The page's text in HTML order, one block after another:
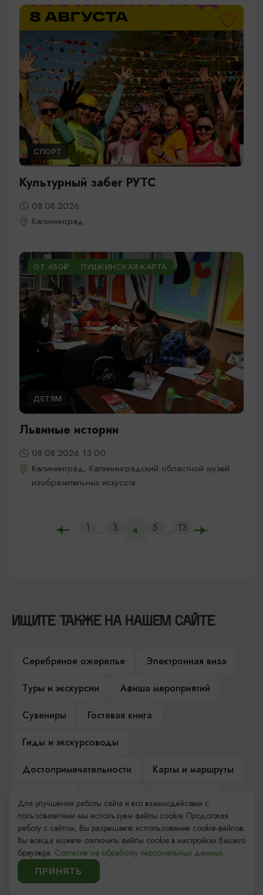
СПОРТ
Культурный забег РУТС
08.08.2026
Калининград
ОТ 450₽ ПУШКИНСКАЯ КАРТА
ДЕТЯМ
Львиные истории
08.08.2026 13:00
Калининград, Калининградский областной музей
изобразительных искусств
1 ... 3 4 5 ... 13
ИЩИТЕ ТАКЖЕ НА НАШЕМ САЙТЕ
Серебряное ожерелье
Электронная виза
Туры и экскурсии
Афиша мероприятий
Сувениры
Гостевая книга
Гиды и экскурсоводы
Достопримечательности
Карты и маршруты
Компас Балтийской кухни
Настоящий Калининградец
Музеи
Для улучшения работы сайта и его взаимодействия с
пользователями мы используем файлы cookie. Продолжая
работу с сайтом, Вы разрешаете использование cookie-файлов.
Вы всегда можете отключить файлы cookie в настройках Вашего
браузера. Согласие на обработку персональных данных.
ПРИНЯТЬ